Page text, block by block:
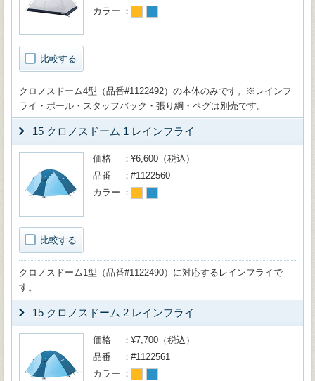
比較する
カラー
クロノスドーム4型（品番#1122492）の本体のみです。※レインフ
ライ・ポール・スタッフバック・張り綱・ペグは別売です。
15 クロノスドーム 1 レインフライ
比較する
価格
¥6,600（税込）
品番
#1122560
カラー
クロノスドーム1型（品番#1122490）に対応するレインフライで
す。
15 クロノスドーム 2 レインフライ
価格
¥7,700（税込）
品番
#1122561
カラー